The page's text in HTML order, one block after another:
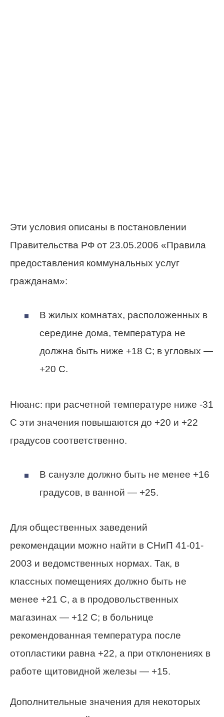
Эти условия описаны в постановлении
Правительства РФ от 23.05.2006 «Правила
предоставления коммунальных услуг
гражданам»:
В жилых комнатах, расположенных в
середине дома, температура не
должна быть ниже +18 С; в угловых —
+20 С.
Нюанс: при расчетной температуре ниже -31
С эти значения повышаются до +20 и +22
градусов соответственно.
В санузле должно быть не менее +16
градусов, в ванной — +25.
Для общественных заведений
рекомендации можно найти в СНиП 41-01-
2003 и ведомственных нормах. Так, в
классных помещениях должно быть не
менее +21 С, а в продовольственных
магазинах — +12 С; в больнице
рекомендованная температура после
отопластики равна +22, а при отклонениях в
работе щитовидной железы — +15.
Дополнительные значения для некоторых